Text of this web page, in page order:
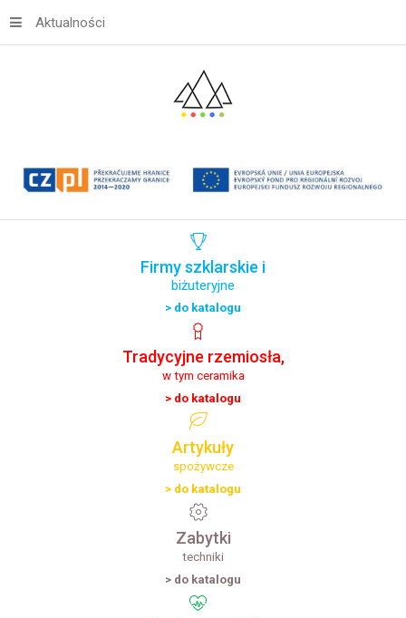
Aktualności
Firmyszklarskie i
biżuteryjne
> do katalogu
Tradycyjne rzemiosła,
w tym ceramika
> do katalogu
Artykuły
spożywcze
> do katalogu
Zabytki
techniki
> do katalogu